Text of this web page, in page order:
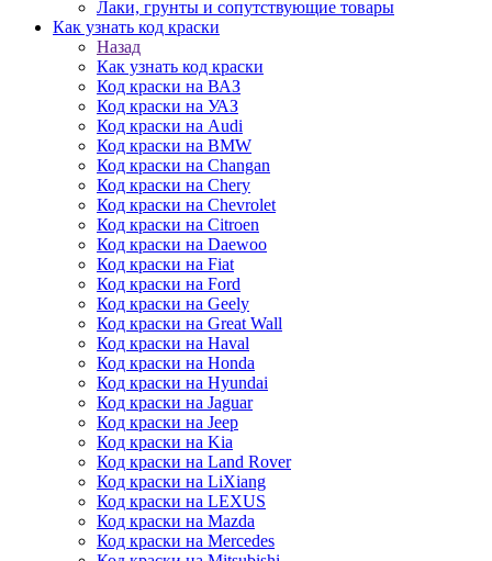
Лаки, грунты и сопутствующие товары
Как узнать код краски
Назад
Как узнать код краски
Код краски на ВАЗ
Код краски на УАЗ
Код краски на Audi
Код краски на BMW
Код краски на Changan
Код краски на Chery
Код краски на Chevrolet
Код краски на Citroen
Код краски на Daewoo
Код краски на Fiat
Код краски на Ford
Код краски на Geely
Код краски на Great Wall
Код краски на Haval
Код краски на Honda
Код краски на Hyundai
Код краски на Jaguar
Код краски на Jeep
Код краски на Kia
Код краски на Land Rover
Код краски на LiXiang
Код краски на LEXUS
Код краски на Mazda
Код краски на Mercedes